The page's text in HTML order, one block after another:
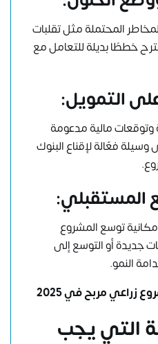
المحتملة مثل تقلبات
خططًا بديلة للتعامل مع
التمويل:
مالية مدعومة
وسيلة فعّالة لإقناع البنوك
المستقبلي:
توسع المشروع
جديدة أو التوسع إلى
النمو.
زراعي مربح في 2025
التي يجب